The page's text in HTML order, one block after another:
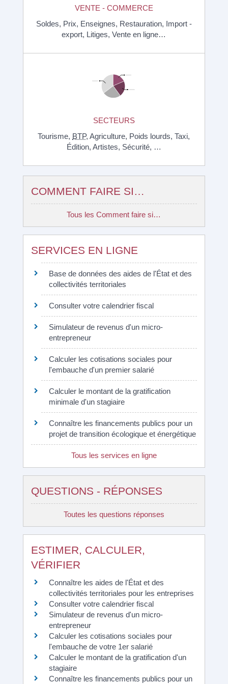
VENTE - COMMERCE
Soldes, Prix, Enseignes, Restauration, Import -
export, Litiges,Vente en ligne…
SECTEURS
Tourisme, BTP,Agriculture, Poids lourds,Taxi,
Édition, Artistes, Sécurité, …
COMMENT FAIRE SI…
Tous les Comment faire si…
SERVICES EN LIGNE
Base de données des aides de l'État et des
collectivités territoriales
Consulter votre calendrier fiscal
Simulateur de revenus d'un micro-
entrepreneur
Calculer les cotisations sociales pour
l'embauche d'un premier salarié
Calculer le montant de la gratification
minimale d'un stagiaire
Connaître les financements publics pour un
projet de transition écologique et énergétique
Tous les services en ligne
QUESTIONS - RÉPONSES
Toutes les questions réponses
ESTIMER, CALCULER,
VÉRIFIER
Connaître les aides de l'État et des
collectivités territoriales pour les entreprises
Consulter votre calendrier fiscal
Simulateur de revenus d'un micro-
entrepreneur
Calculer les cotisations sociales pour
l'embauche de votre 1er salarié
Calculer le montant de la gratification d'un
stagiaire
Connaître les financements publics pour un